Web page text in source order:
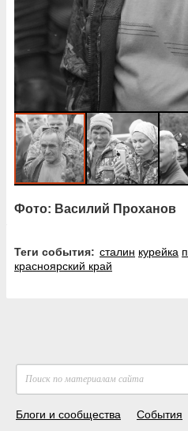
Фото: Василий Проханов
Теги события: сталин курейка
красноярский край
Блоги и сообщества События